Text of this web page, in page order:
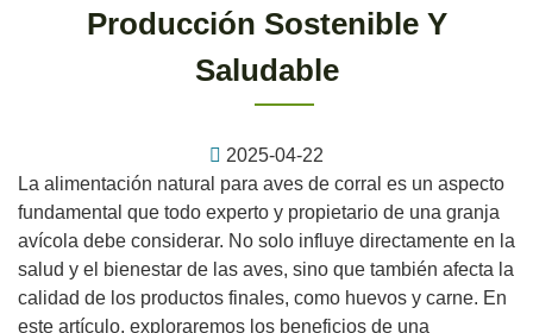
Producción Sostenible Y
Saludable
2025-04-22
La alimentación natural para aves de corral es un aspecto
fundamental que todo experto y propietario de una granja
avícola debe considerar. No solo influye directamente en la
salud y el bienestar de las aves, sino que también afecta la
calidad de los productos finales, como huevos y carne. En
este artículo, exploraremos los beneficios de una